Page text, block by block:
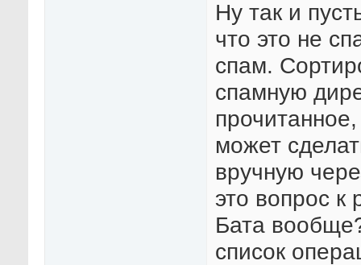
Ну так и
что это не
спам.
спамную
может
вручную
это вопрос к
Бата
список